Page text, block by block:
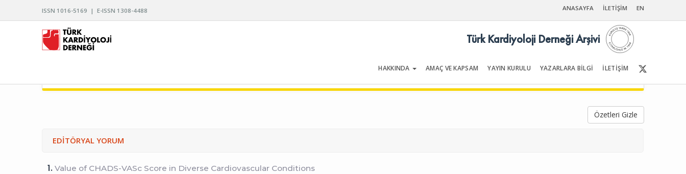
ISSN 1016-5169 | E-ISSN 1308-4488 ANASAYFA İLETİŞİM EN
HAKKINDA AMAÇ VE KAPSAM YAYIN KURULU YAZARLARA BİLGİ İLETİŞİM
Türk Kardiyoloji Derneği Arşivi
Özetleri Gizle
EDİTÖRYAL YORUM
1.Value of CHADS-VASc Score in Diverse Cardiovascular Conditions